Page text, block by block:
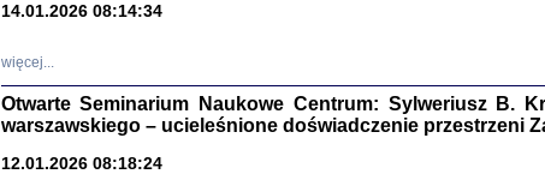
Sewek
14.01.2026 08:14:34
więcej...
Otwarte Seminarium Naukowe Centrum: Sylweriusz B.
warszawskiego – ucieleśnione doświadczenie przestrzeni
12.01.2026 08:18:24